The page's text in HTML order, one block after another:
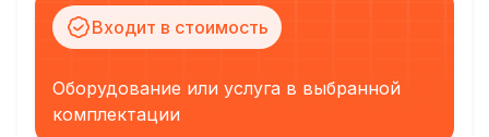
Входит в стоимость
Оборудование или услуга в выбранной
комплектации